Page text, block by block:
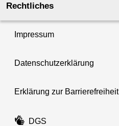
Rechtliches
Impressum
Datenschutzerklärung
Erklärung zur Barrierefreiheit
DGS